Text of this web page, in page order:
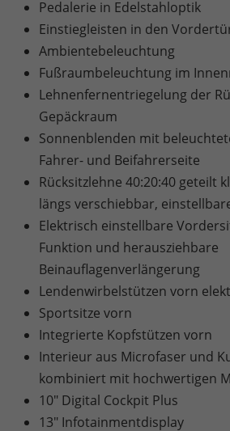
Pedalerie in Edelstahloptik
Einstiegleisten in den
Ambientebeleuchtung
Fußraumbeleuchtung im
Lehnenfernentriegelung der
Gepäckraum
Sonnenblenden mit
Fahrer- und Beifahrerseite
Rücksitzlehne 40:20:40 geteilt
längs verschiebbar,
Elektrisch einstellbare
Funktion und herausziehbare
Beinauflagenverlängerung
Lendenwirbelstützen vorn
Sportsitze vorn
Integrierte Kopfstützen vorn
Interieur aus Microfaser und
kombiniert mit hochwertigen
10" Digital Cockpit Plus
13" Infotainmentdisplay